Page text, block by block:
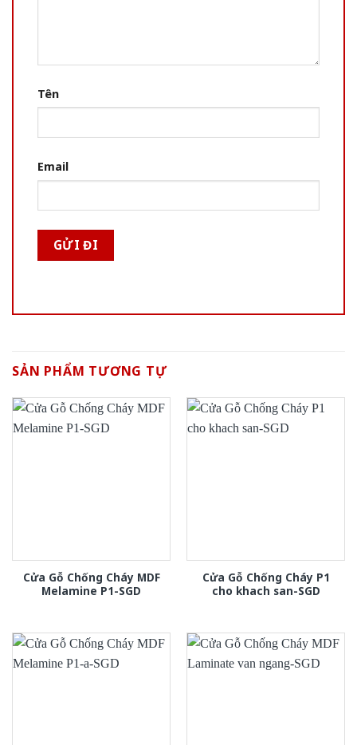
Tên
Email
SẢN PHẨM TƯƠNG TỰ
Cửa Gỗ Chống Cháy MDF
Melamine P1-SGD
Cửa Gỗ Chống Cháy P1
cho khach san-SGD